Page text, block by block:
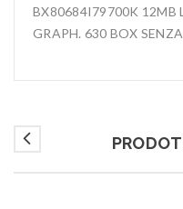
BX80684I79700K 12MB
GRAPH. 630 BOX